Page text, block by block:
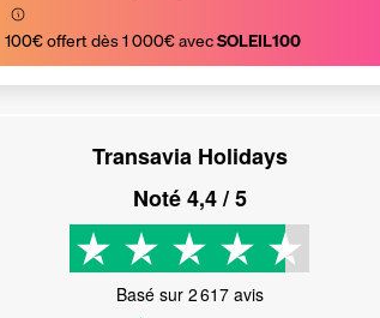
100€ offert dès 1 000€ avec SOLEIL100
Transavia Holidays
Noté4,4/ 5
Basé sur 2 617avis